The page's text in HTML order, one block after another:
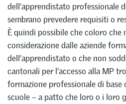
dell’apprendistato professionale
sembrano prevedere requisiti o
È quindi possibile che coloro che
considerazione dalle aziende
dell’apprendistato o che non
cantonali per l’accesso alla MP
formazione professionale di
scuole – a patto che loro o i loro